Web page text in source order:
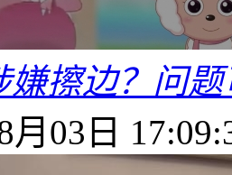
嫌擦边？问
月03日